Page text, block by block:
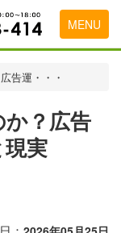
MENU
告運・・・
？広告
実